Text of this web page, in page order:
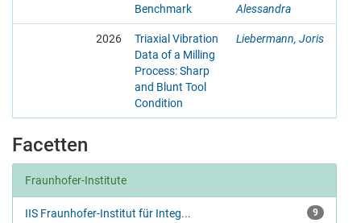
Benchmark
Alessandra
2026
Triaxial Vibration
Data of a Milling
Process: Sharp
and Blunt Tool
Condition
Liebermann, Joris
Facetten
Fraunhofer-Institute
9
IIS Fraunhofer-Institut für Integ...